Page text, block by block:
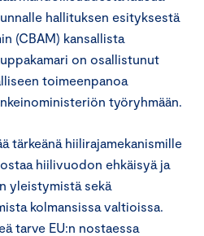
hallituksen esityksestä
(CBAM) kansallista
on osallistunut
toimeenpanoa
työryhmään.
tärkeänä hiilirajamekanismille
hiilivuodon ehkäisyä ja
yleistymistä sekä
kolmansissa valtioissa.
tarve EU:n nostaessa